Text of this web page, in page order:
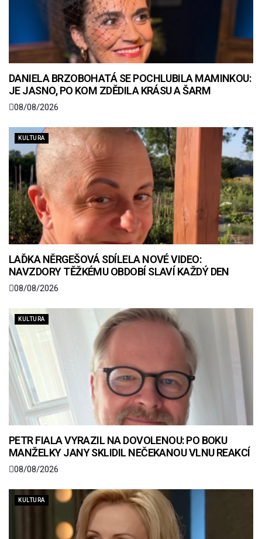
DANIELA BRZOBOHATÁ SE POCHLUBILA MAMINKOU:
JE JASNO, PO KOM ZDĚDILA KRÁSU A ŠARM
08/08/2026
KULTURA
LAĎKA NĚRGEŠOVÁ SDÍLELA NOVÉ VIDEO:
NAVZDORY TĚŽKÉMU OBDOBÍ SLAVÍ KAŽDÝ DEN
08/08/2026
KULTURA
PETR FIALA VYRAZIL NA DOVOLENOU: PO BOKU
MANŽELKY JANY SKLIDIL NEČEKANOU VLNU REAKCÍ
08/08/2026
KULTURA